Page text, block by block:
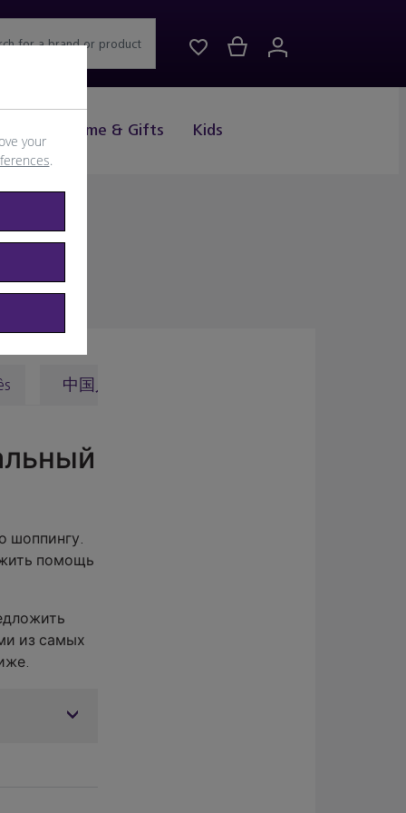
Home & Gifts Kids
for a brand or product
中国人
шоппингу.
помощь
из самых
your
.